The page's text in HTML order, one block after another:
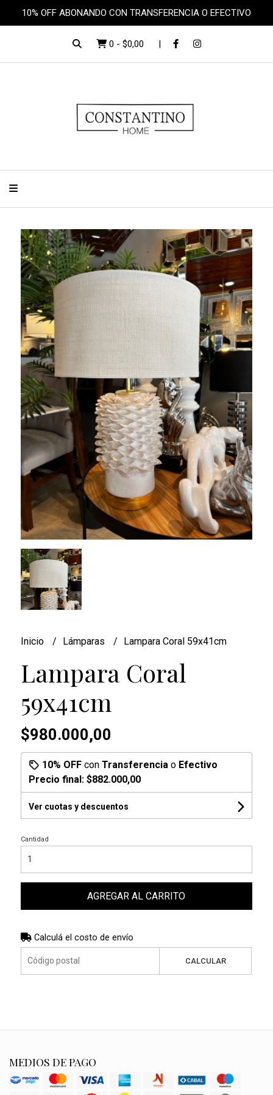
10% OFF ABONANDO CON TRANSFERENCIA O EFECTIVO
0 - $0,00
Inicio Lámparas Lampara Coral 59x41cm
Lampara Coral
59x41cm
$980.000,00
10% OFFcon Transferencia o Efectivo
Precio final: $882.000,00
Ver cuotas y descuentos
Cantidad
AGREGAR AL CARRITO
Calculá el costo de envío
CALCULAR
MEDIOS DE PAGO